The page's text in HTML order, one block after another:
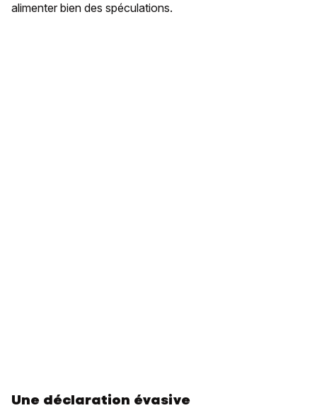
alimenter bien des spéculations.
Une déclaration évasive